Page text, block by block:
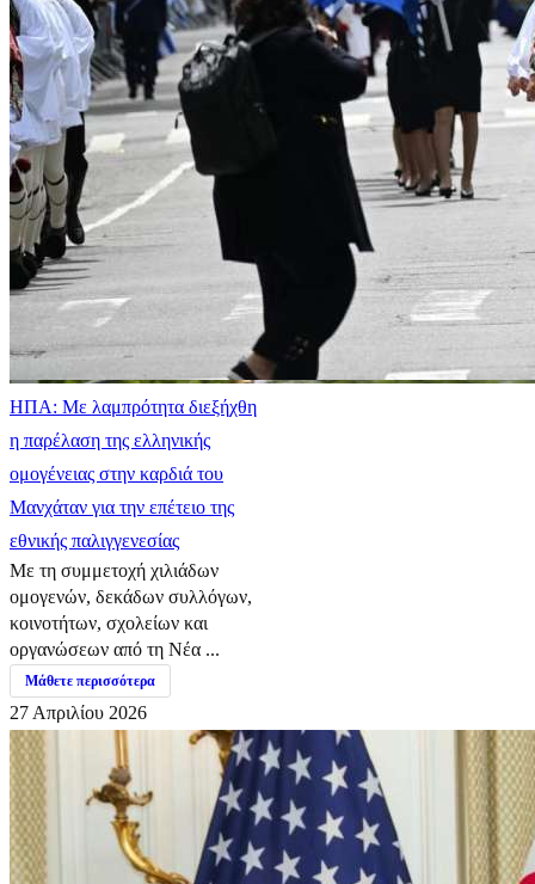
ΗΠΑ: Με λαμπρότητα διεξήχθη
η παρέλαση της ελληνικής
ομογένειας στην καρδιά του
Μανχάταν για την επέτειο της
εθνικής παλιγγενεσίας
Με τη συμμετοχή χιλιάδων
ομογενών, δεκάδων συλλόγων,
κοινοτήτων, σχολείων και
οργανώσεων από τη Νέα ...
Μάθετε περισσότερα
27 Απριλίου 2026